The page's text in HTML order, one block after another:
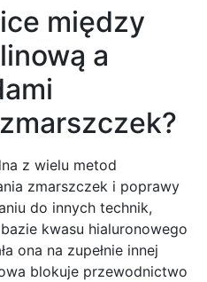
między
a
z wielu metod
zmarszczek i poprawy
do innych technik,
kwasu hialuronowego
ona na zupełnie innej
blokuje przewodnictwo